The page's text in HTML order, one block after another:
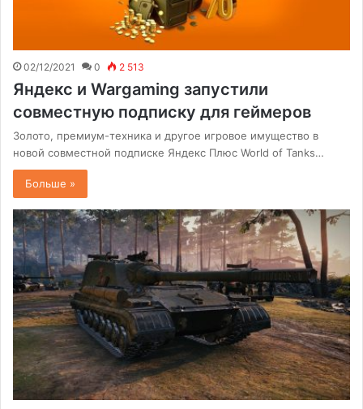
02/12/2021 0 2 513
Яндекс и Wargaming запустили
совместную подписку для геймеров
Золото, премиум-техника и другое игровое имущество в
новой совместной подписке Яндекс Плюс World of Tanks…
Больше »